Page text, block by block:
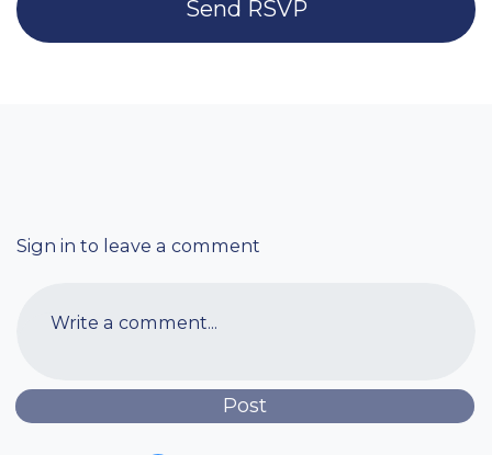
Sign in to leave a comment
Write a comment...